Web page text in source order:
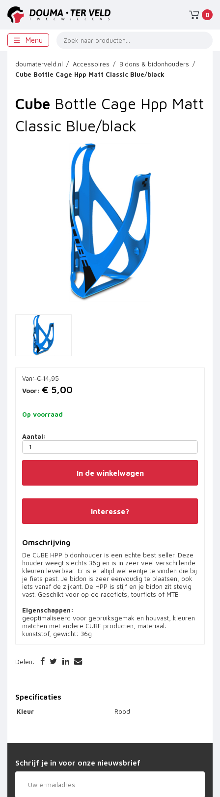
0
Menu
doumaterveld.nl Accessoires
Bidons & bidonhouders
Cube Bottle Cage Hpp Matt Classic Blue/black
Cube Bottle Cage Hpp Matt
Classic Blue/black
Van:€ 14,95
Voor: € 5,00
Op voorraad
Aantal:
In de winkelwagen
Interesse?
Omschrijving
De CUBE HPP bidonhouder is een echte best seller. Deze
houder weegt slechts 36g en is in zeer veel verschillende
kleuren leverbaar. Er is er altijd wel eentje te vinden die bij
je fiets past. Je bidon is zeer eenvoudig te plaatsen, ook
iets vanaf de zijkant. De HPP is stijf en je bidon zit stevig
vast. Geschikt voor op de racefiets, tourfiets of MTB!
Eigenschappen:
geoptimaliseerd voor gebruiksgemak en houvast, kleuren
matchen met andere CUBE producten, materiaal:
kunststof, gewicht: 36g
Delen:
Specificaties
Kleur Rood
Schrijf je in voor onze nieuwsbrief